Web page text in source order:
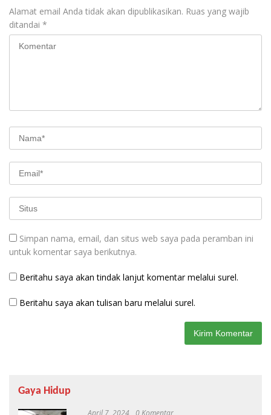
Alamat email Anda tidak akan dipublikasikan. Ruas yang wajib
ditandai *
Simpan nama, email, dan situs web saya pada peramban ini
untuk komentar saya berikutnya.
Beritahu saya akan tindak lanjut komentar melalui surel.
Beritahu saya akan tulisan baru melalui surel.
Gaya Hidup